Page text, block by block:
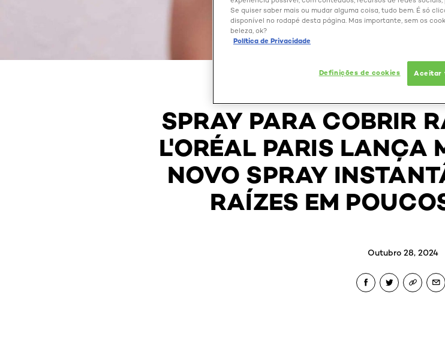
BELEZA
SPRAY PARA COBRIR
L'ORÉAL PARIS LANÇA
NOVO SPRAY
RAÍZES EM
Outubro 28, 2024
Se quiser saber mais ou mudar alguma coisa, tudo bem. É só
disponível no rodapé desta página. Mas importante, sem os
beleza, ok?
Política de Privacidade
Definições de cookies Aceitar